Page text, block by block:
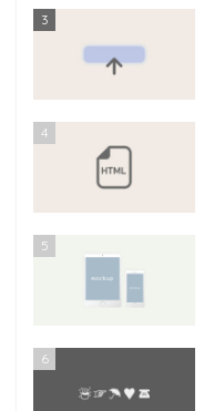
3
4
5
6